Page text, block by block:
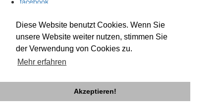
Diese Website benutzt Cookies. Wenn Sie
unsere Website weiter nutzen, stimmen Sie
der Verwendung von Cookies zu.
Mehr erfahren
Akzeptieren!
instagram